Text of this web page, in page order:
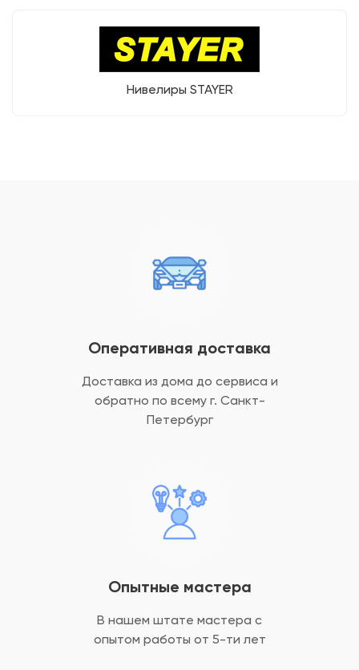
Нивелиры STAYER
Оперативная доставка
Доставка из дома до сервиса и
обратно по всему г. Санкт-
Петербург
Опытные мастера
В нашем штате мастера с
опытом работы от 5-ти лет